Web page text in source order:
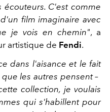
C'est comme
film imaginaire avec
je vois en chemin", a
artistique de Fendi.
dans l'aisance et le fait
les autres pensent –
collection, je voulais
qui s'habillent pour